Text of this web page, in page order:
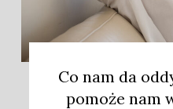
Co nam da
pomoże nam